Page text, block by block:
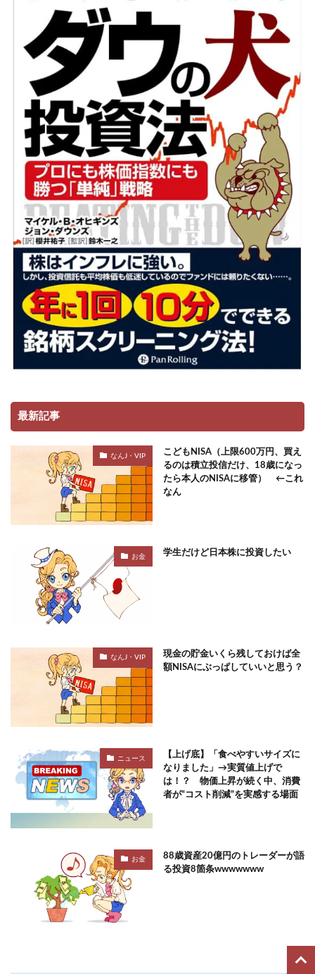
最新記事
なんJ・VIP
こどもNISA（上限600万円、買え
るのは積立投信だけ、18歳になっ
たら本人のNISAに移管） ←これ
なん
お金 学生だけど日本株に投資したい
なんJ・VIP
現金の貯金いくら残しておけば全
額NISAにぶっぱしていいと思う？
ニュース
【上げ底】「食べやすいサイズに
なりました」→実質値上げで
は！？ 物価上昇が続く中、消費
者が“コスト削減”を実感する場面
お金
88歳資産20億円のトレーダーが語
る投資8箇条wwwwwww